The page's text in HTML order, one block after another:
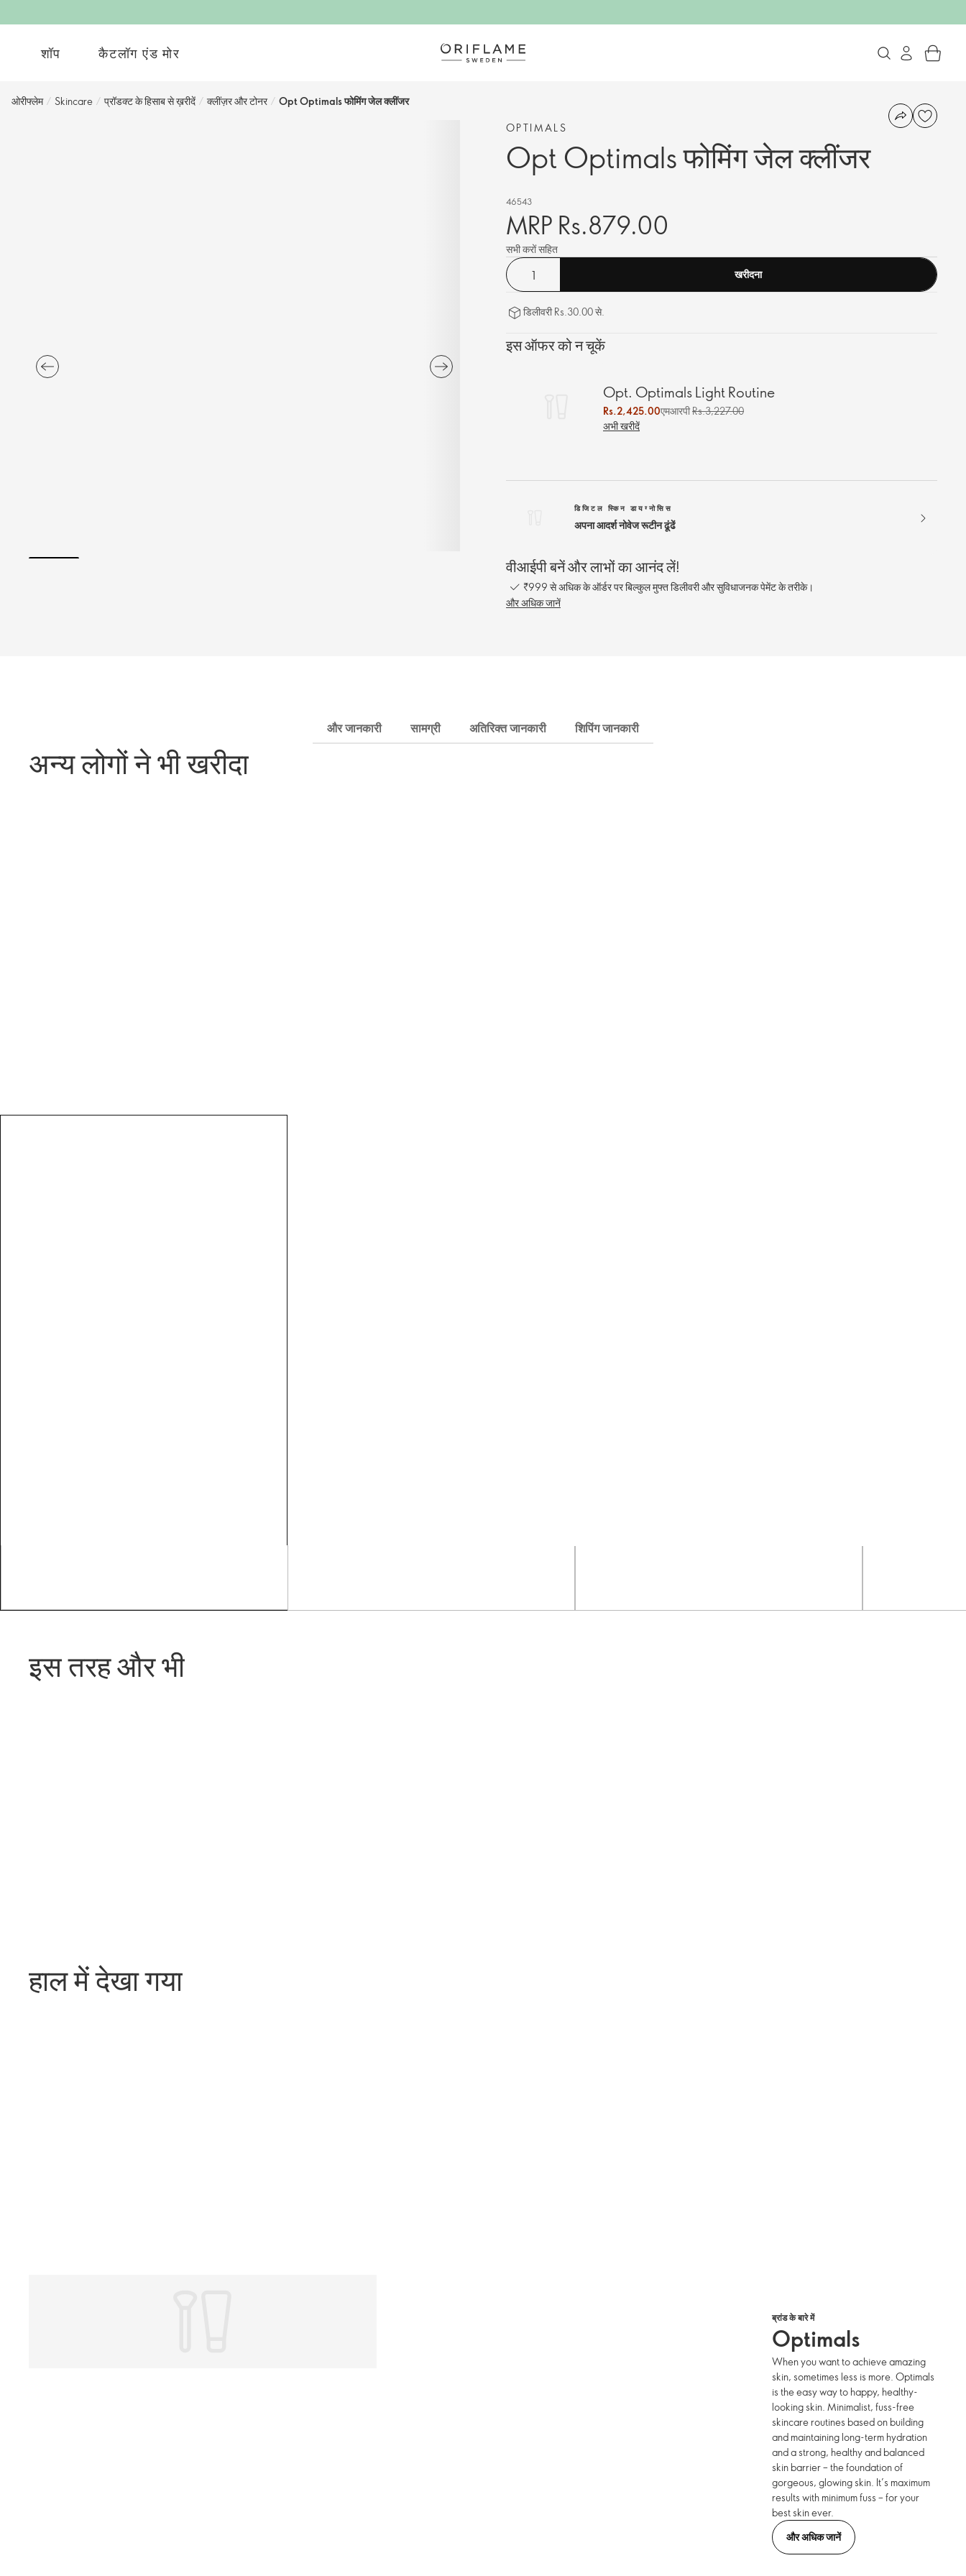
शॉप कैटलॉग एंड मोर
ओरीफ्लेम / Skincare / प्रॉडक्ट के हिसाब से ख़रीदें / क्लींज़र और टोनर / Opt Optimals फोमिंग जेल क्लींजर
OPTIMALS
Opt Optimals फोमिंग जेल क्लींजर
46543
MRP Rs.879.00
सभी करों सहित
खरीदना
डिलीवरी Rs.30.00 से.
इस ऑफर को न चूकें
Opt. Optimals Light Routine
Rs.2,425.00एमआरपीRs.3,227.00
अभी खरीदें
डिजिटल स्किन डायग्नोसिस
अपना आदर्श नोवेज रूटीन ढूंढें
वीआईपी बनें और लाभों का आनंद लें!
₹999 से अधिक के ऑर्डर पर बिल्कुल मुफ्त डिलीवरी और सुविधाजनक पेमेंट के तरीके।
और अधिक जानें
और जानकारी सामग्री अतिरिक्त जानकारी शिपिंग जानकारी
अन्य लोगों ने भी खरीदा
इस तरह और भी
हाल में देखा गया
ब्रांड के बारे में
Optimals
When you want to achieve amazing
skin, sometimes less is more. Optimals
is the easy way to happy, healthy-
looking skin. Minimalist, fuss-free
skincare routines based on building
and maintaining long-term hydration
and a strong, healthy and balanced
skin barrier – the foundation of
gorgeous, glowing skin. It’s maximum
results with minimum fuss – for your
best skin ever.
और अधिक जानें